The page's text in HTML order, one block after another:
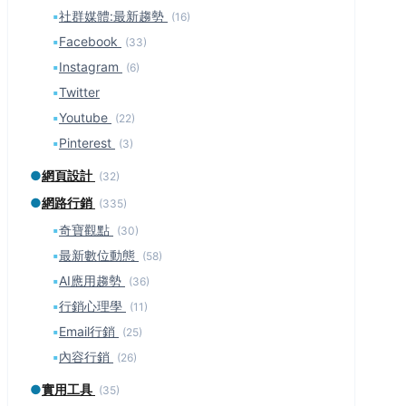
▪社群媒體:最新趨勢 (16)
▪Facebook (33)
▪Instagram (6)
▪Twitter
▪Youtube (22)
▪Pinterest (3)
●網頁設計 (32)
●網路行銷 (335)
▪奇寶觀點 (30)
▪最新數位動態 (58)
▪AI應用趨勢 (36)
▪行銷心理學 (11)
▪Email行銷 (25)
▪內容行銷 (26)
●實用工具 (35)